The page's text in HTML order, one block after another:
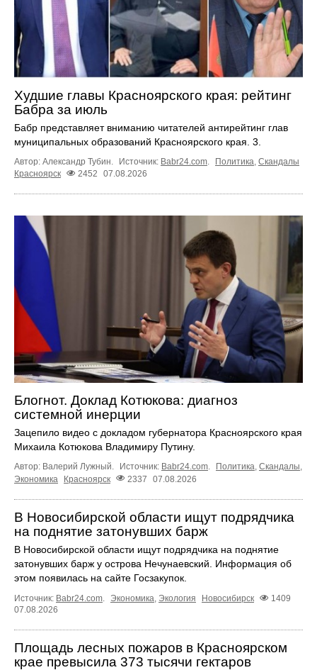
Худшие главы Красноярского края: рейтинг
Бабра за июль
Бабр представляет вниманию читателей антирейтинг глав
муниципальных образований Красноярского края. 3.
Автор: Александр Тубин. Источник: Babr24.com Политика Скандалы
Красноярск
2452 07.08.2026
Блогнот. Доклад Котюкова: диагноз
системной инерции
Зацепило видео с докладом губернатора Красноярского края
Михаила Котюкова Владимиру Путину.
Автор: Валерий Лужный. Источник: Babr24.com. Политика, Скандалы,
Экономика
Красноярск 2337 07.08.2026
В Новосибирской области ищут подрядчика
на поднятие затонувших барж
В Новосибирской области ищут подрядчика на поднятие
затонувших барж у острова Нечунаевский. Информация об
этом появилась на сайте Госзакупок.
Источник: Babr24.com Экономика Экология Новосибирск
1409
07.08.2026
Площадь лесных пожаров в Красноярском
крае превысила 373 тысячи гектаров